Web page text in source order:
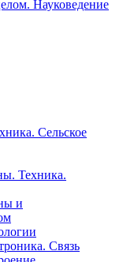
Науковедение
Сельское
Техника.
и
Связь